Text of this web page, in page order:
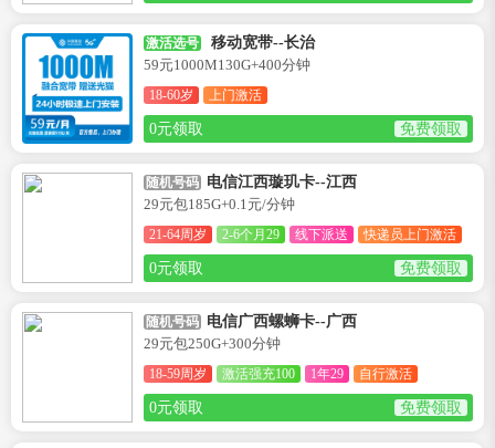
激活选号
移动宽带--长治
59元1000M130G+400分钟
18-60岁 上门激活
0元领取 免费领取
随机号码 电信江西璇玑卡--江西
29元包185G+0.1元/分钟
21-64周岁 2-6个月29 线下派送 快递员上门激活
0元领取 免费领取
随机号码 电信广西螺蛳卡--广西
29元包250G+300分钟
18-59周岁 激活强充100 1年29 自行激活
0元领取 免费领取